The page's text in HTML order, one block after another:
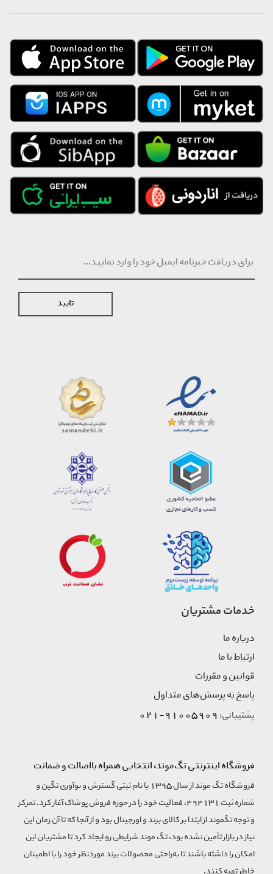
تایید
خدمات مشتریان
درباره ما
ارتباط با ما
قوانین و مقررات
پاسخ به پرسش‌های متداول
پشتیبانی:91005909-021
فروشگاه اینترنتی تگ‌موند، انتخابی همراه بااصالت و ضمانت
فروشگاه تگ موند از سال 1395 با نام ثبتی گسترش و نوآوری تگین و
شماره ثبت 494131، فعالیت خود را در حوزه فروش پوشاک آغاز کرد. تمرکز
و توجه تگموند از ابتدا بر کالای برند و اورجینال بود و از آنجا که تا آن زمان این
نیاز در بازار تأمین نشده بود، تگ موند شرایطی رو ایجاد کرد تا مشتریان این
امکان را داشته باشند تا به‌راحتی محصولات برند مورد‌نظر خود را با اطمینان